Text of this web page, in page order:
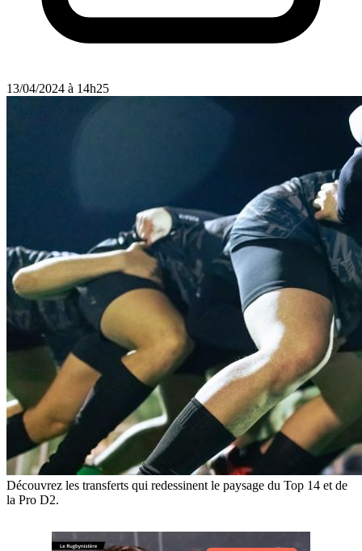
13/04/2024 à 14h25
Découvrez les transferts qui redessinent le paysage du Top 14 et de
la Pro D2.